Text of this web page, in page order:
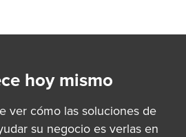
hoy mismo
ver cómo las soluciones de
su negocio es verlas en